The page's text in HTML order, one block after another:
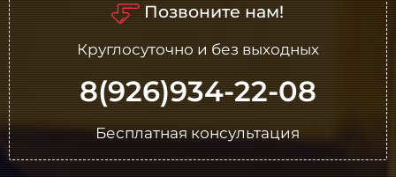
Позвоните нам!
Круглосуточно и без выходных
8(926)934-22-08
Бесплатная консультация